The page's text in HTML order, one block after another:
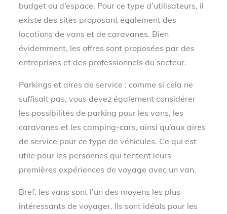
budget ou d’espace. Pour ce type d’utilisateurs, il
existe des sites proposant également des
locations de vans et de caravanes. Bien
évidemment, les offres sont proposées par des
entreprises et des professionnels du secteur.
Parkings et aires de service : comme si cela ne
suffisait pas, vous devez également considérer
les possibilités de parking pour les vans, les
caravanes et les camping-cars, ainsi qu’aux aires
de service pour ce type de véhicules. Ce qui est
utile pour les personnes qui tentent leurs
premières expériences de voyage avec un van.
Bref, les vans sont l’un des moyens les plus
intéressants de voyager. Ils sont idéals pour les